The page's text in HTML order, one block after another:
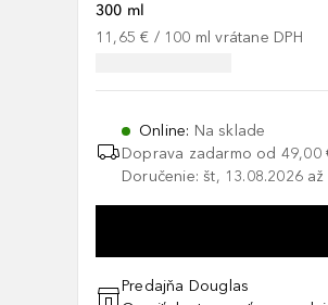
300 ml
11,65 € / 100 ml vrátane DPH
Online: Na sklade
Doprava zadarmo od 49,00
Doručenie: št, 13.08.2026
Predajňa Douglas